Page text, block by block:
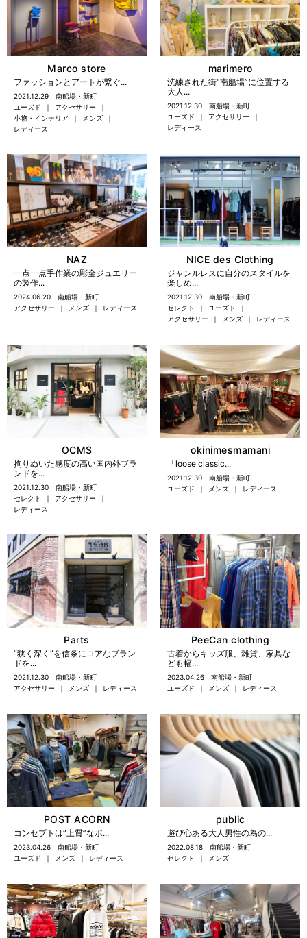
Marco store
ファッションとアートが繋ぐ...
2021.12.29
南船場・新町
ユーズド
アクセサリー
小物・インテリア
メンズ
レディース
marimero
洗練された街“南船場”に位置する
大人...
2021.12.30
南船場・新町
ユーズド
アクセサリー
レディース
NAZ
一点一点手作業の彫金ジュエリー
の製作...
2024.06.20
南船場・新町
アクセサリー
メンズ レディース
NICE des Clothing
ジャンルレスに自分のスタイルを
楽しめ...
2021.12.30
南船場・新町
セレクト
ユーズド
アクセサリー
メンズ レディース
OCMS
拘りぬいた感度の高い国内外ブラ
ンドを...
2021.12.30
南船場・新町
セレクト
アクセサリー
レディース
okinimesmamani
「loose classic...
2021.12.30
南船場・新町
ユーズド
メンズ レディース
Parts
“狭く深く”を信条にコアなブラン
ドを...
2021.12.30
南船場・新町
アクセサリー
メンズ レディース
PeeCan clothing
古着からキッズ服、雑貨、家具な
ども幅...
2023.04.26
南船場・新町
ユーズド
メンズ レディース
POST ACORN
コンセプトは“上質”なポ...
2023.04.26
南船場・新町
ユーズド
メンズ レディース
public
遊び心ある大人男性の為の...
2022.08.18
南船場・新町
セレクト
メンズ